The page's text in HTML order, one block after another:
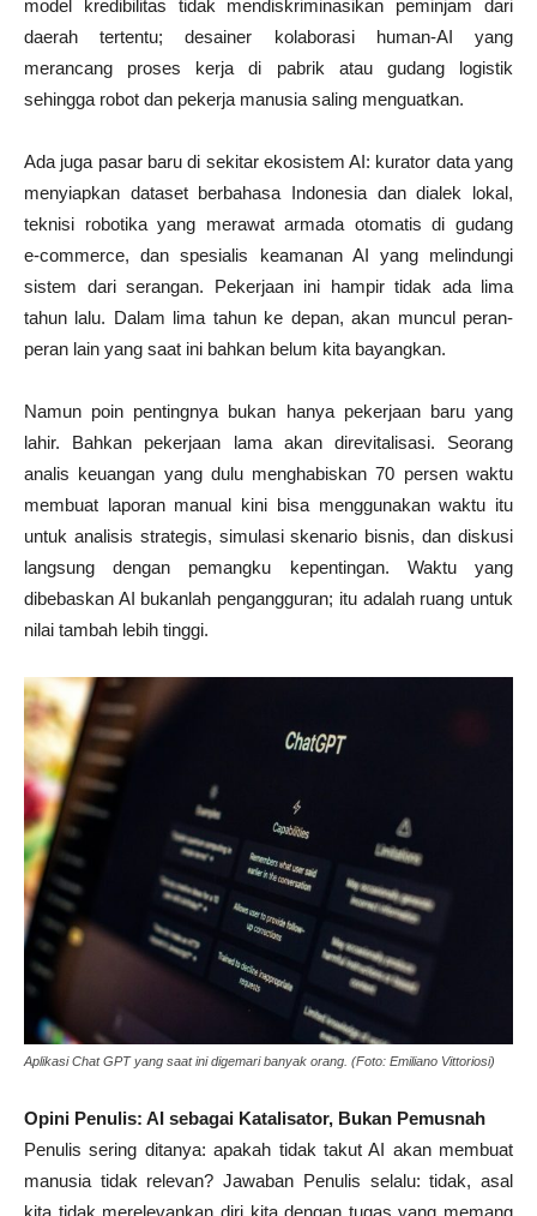
model kredibilitas tidak mendiskriminasikan peminjam dari
daerah tertentu; desainer kolaborasi human-AI yang
merancang proses kerja di pabrik atau gudang logistik
sehingga robot dan pekerja manusia saling menguatkan.
Ada juga pasar baru di sekitar ekosistem AI: kurator data yang
menyiapkan dataset berbahasa Indonesia dan dialek lokal,
teknisi robotika yang merawat armada otomatis di gudang
e‑commerce, dan spesialis keamanan AI yang melindungi
sistem dari serangan. Pekerjaan ini hampir tidak ada lima
tahun lalu. Dalam lima tahun ke depan, akan muncul peran-
peran lain yang saat ini bahkan belum kita bayangkan.
Namun poin pentingnya bukan hanya pekerjaan baru yang
lahir. Bahkan pekerjaan lama akan direvitalisasi. Seorang
analis keuangan yang dulu menghabiskan 70 persen waktu
membuat laporan manual kini bisa menggunakan waktu itu
untuk analisis strategis, simulasi skenario bisnis, dan diskusi
langsung dengan pemangku kepentingan. Waktu yang
dibebaskan AI bukanlah pengangguran; itu adalah ruang untuk
nilai tambah lebih tinggi.
Aplikasi Chat GPT yang saat ini digemari banyak orang. (Foto: Emiliano Vittoriosi)
Opini Penulis: AI sebagai Katalisator, Bukan Pemusnah
Penulis sering ditanya: apakah tidak takut AI akan membuat
manusia tidak relevan? Jawaban Penulis selalu: tidak, asal
kita tidak merelevankan diri kita dengan tugas yang memang